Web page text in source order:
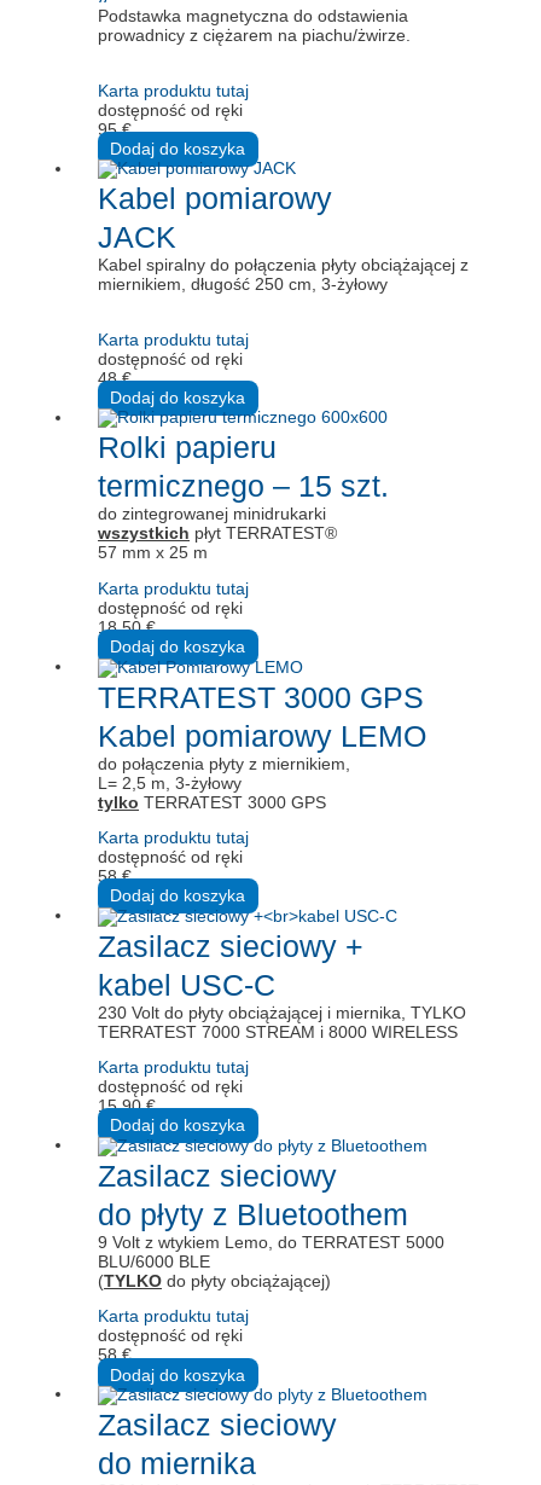
Podstawka magnetyczna do odstawienia
prowadnicy z ciężarem na piachu/żwirze.
Karta produktu tutaj
dostępność od ręki
95€
Dodaj do koszyka
Kabel pomiarowy
JACK
Kabel spiralny do połączenia płyty obciążającej z
miernikiem, długość 250 cm, 3-żyłowy
Karta produktu tutaj
dostępność od ręki
48€
Dodaj do koszyka
Rolki papieru
termicznego – 15 szt.
do zintegrowanej minidrukarki
wszystkich płyt TERRATEST®
57 mm x 25 m
Karta produktu tutaj
dostępność od ręki
18,50€
Dodaj do koszyka
TERRATEST 3000 GPS
Kabel pomiarowy LEMO
do połączenia płyty z miernikiem,
L= 2,5 m, 3-żyłowy
tylko TERRATEST 3000 GPS
Karta produktu tutaj
dostępność od ręki
58€
Dodaj do koszyka
Zasilacz sieciowy +
kabel USC-C
230 Volt do płyty obciążającej i miernika, TYLKO
TERRATEST 7000 STREAM i 8000 WIRELESS
Karta produktu tutaj
dostępność od ręki
15,90€
Dodaj do koszyka
Zasilacz sieciowy
do płyty z Bluetoothem
9 Volt z wtykiem Lemo, do TERRATEST 5000
BLU/6000 BLE
(TYLKO do płyty obciążającej)
Karta produktu tutaj
dostępność od ręki
58€
Dodaj do koszyka
Zasilacz sieciowy
do miernika